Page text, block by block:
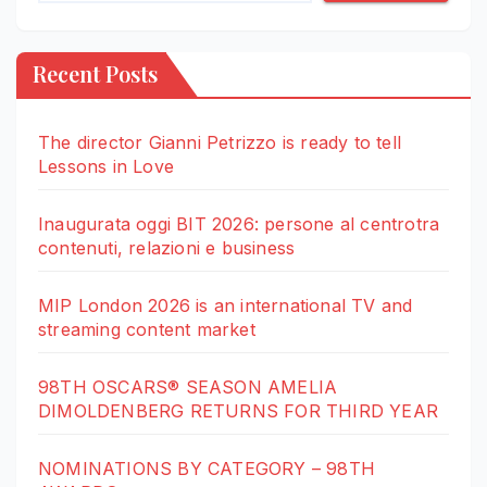
Recent Posts
The director Gianni Petrizzo is ready to tell
Lessons in Love
Inaugurata oggi BIT 2026: persone al centrotra
contenuti, relazioni e business
MIP London 2026 is an international TV and
streaming content market
98TH OSCARS® SEASON AMELIA
DIMOLDENBERG RETURNS FOR THIRD YEAR
NOMINATIONS BY CATEGORY – 98TH